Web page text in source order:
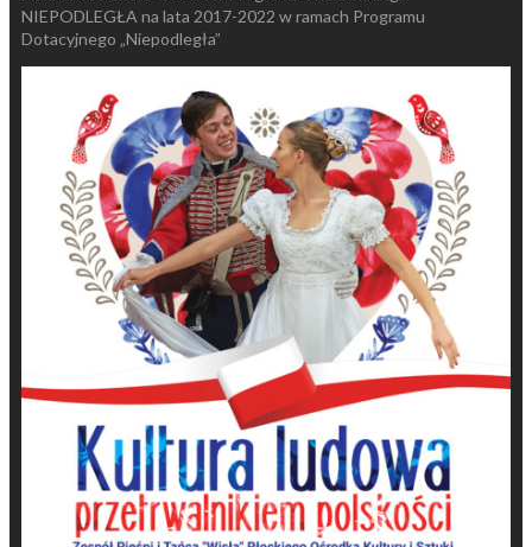
NIEPODLEGŁA na lata 2017-2022 w ramach Programu
Dotacyjnego „Niepodległa”